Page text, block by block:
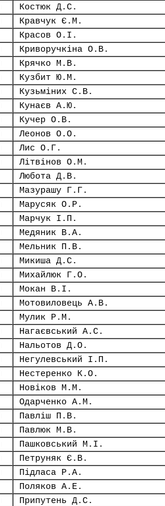
Костюк Д.С.
Кравчук Є.М.
Красов О.І.
Криворучкіна О.В.
Крячко М.В.
Кузбит Ю.М.
Кузьміних С.В.
Кунаєв А.Ю.
Кучер О.В.
Леонов О.О.
Лис О.Г.
Літвінов О.М.
Любота Д.В.
Мазурашу Г.Г.
Марусяк О.Р.
Марчук І.П.
Медяник В.А.
Мельник П.В.
Микиша Д.С.
Михайлюк Г.О.
Мокан В.І.
Мотовиловець А.В.
Мулик Р.М.
Нагаєвський А.С.
Нальотов Д.О.
Негулевський І.П.
Нестеренко К.О.
Новіков М.М.
Одарченко А.М.
Павліш П.В.
Павлюк М.В.
Пашковський М.І.
Петруняк Є.В.
Підласа Р.А.
Поляков А.Е.
Припутень Д.С.